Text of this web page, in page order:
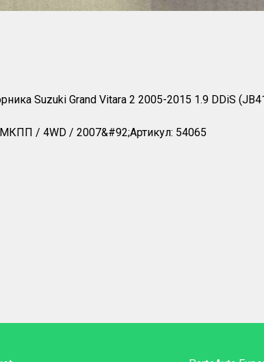
Suzuki Grand Vitara 2 2005-2015 1.9 DDiS
/ 4WD / 2007&#92;Артикул: 54065